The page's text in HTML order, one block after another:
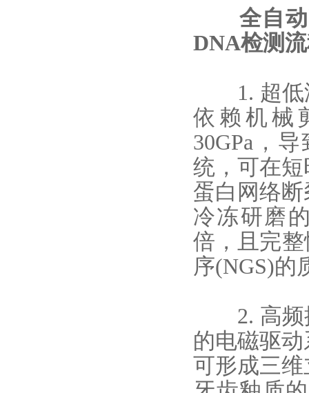
全自
DNA检测
1. 超低
依赖机械
30GPa，
统，可在
蛋白网络
冷冻研磨
倍，且完
序(NGS)的
2. 高频
的电磁驱
可形成三